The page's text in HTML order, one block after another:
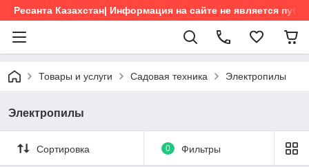
Ресанта Казахстан| Информация на сайте не является
Товары и услуги Садовая техника Электропилы
Электропилы
Сортировка 0 Фильтры